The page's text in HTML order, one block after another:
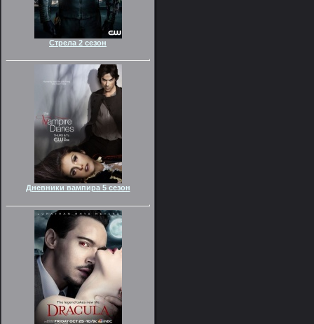
Стрела 2 сезон
Дневники вампира 5 сезон